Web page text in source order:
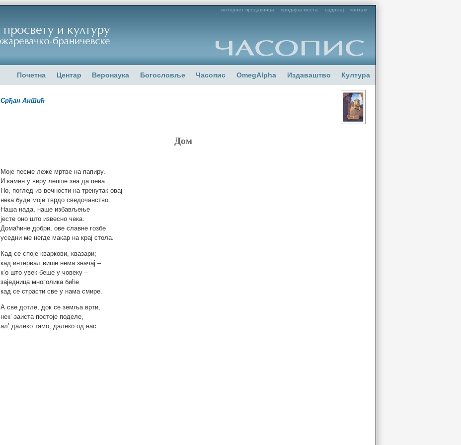
интернет продавница продајна места садржај контакт
Почетна Центар Веронаука Богословље Часопис OmegAlpha Издаваштво Култура
Срђан Антић
Дом
Моје песме леже мртве на папиру.
И камен у виру лепше зна да пева.
Но, поглед из вечности на тренутак овај
нека буде моје тврдо сведочанство.
Наша нада, наше избављење
јесте оно што извесно чека.
Домаћине добри, ове славне гозбе
уседни ме негде макар на крај стола.
Кад се споје кваркови, квазари;
кад интервал више нема значај –
к’о што увек беше у човеку –
заједница многолика биће
кад се страсти све у нама смире.
А све дотле, док се земља врти,
нек’ заиста постоје поделе,
ал’ далеко тамо, далеко од нас.